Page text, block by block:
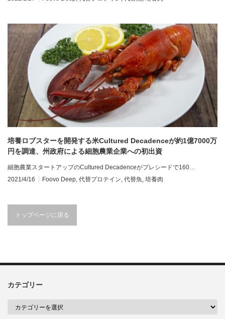
培養ロブスターを開発する米Cultured Decadenceが約1億7000万
円を調達、州政府による細胞農業企業への初出資
細胞農業スタートアップのCultured Decadenceがプレシードで160…
2021/4/16
Foovo Deep 代替プロテイン 代替魚 培養肉
トップページに戻る
カテゴリー